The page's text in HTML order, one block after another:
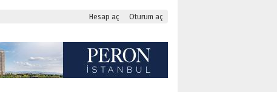
Hesap aç Oturum aç